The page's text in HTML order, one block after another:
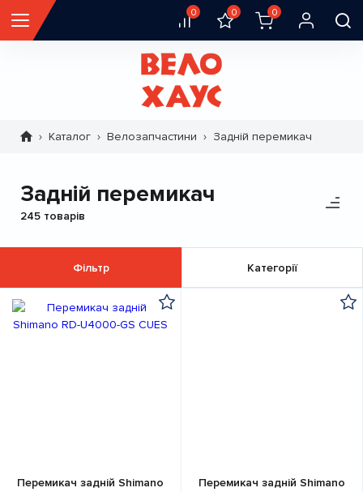
0 0 0
РядокКаталог Велозапчастини Задній перемикач
Задній перемикач
Фільтр Категорії
245 товарів
Перемикач задній Shimano
Перемикач задній Shimano